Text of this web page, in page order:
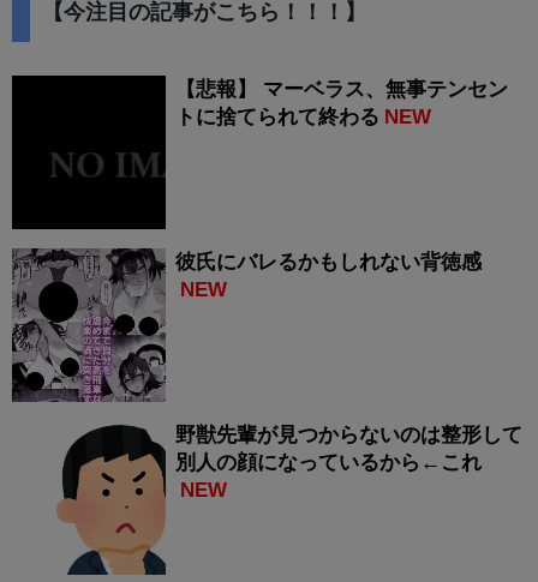
【今注目の記事がこちら！！！】
【悲報】 マーベラス、無事テンセン
トに捨てられて終わる NEW
彼氏にバレるかもしれない背徳感
NEW
野獣先輩が見つからないのは整形して
別人の顔になっているから←これ
NEW